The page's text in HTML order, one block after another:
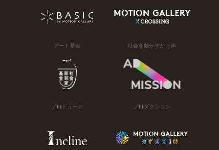
アート基金 社会を動かすかけ声
プロデュース プロダクション